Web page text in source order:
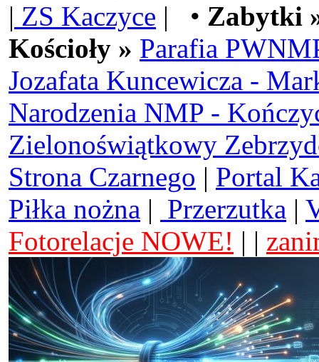
| ZS Kaczyce | • Zabytki
Kościoły » Parafia
Jozafata Kuncewicza -
Narodzenia NMP -
Zielonoświątkowy
Strona Czarnego | Portal
Piłka nożna | Przerzutka |
Fotorelacje NOWE! | |